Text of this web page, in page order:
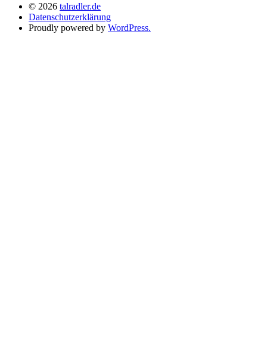
© 2026 talradler.de
Datenschutzerklärung
Proudly powered by WordPress.